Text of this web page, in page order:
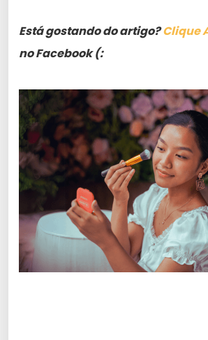
Está gostando do artigo?Clique
no Facebook (: